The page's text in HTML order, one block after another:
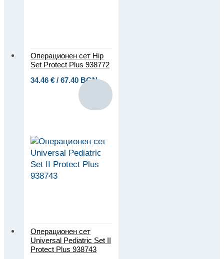
Операционен сет Hip
Set Protect Plus 938772
34.46 € / 67.40 BGN
Операционен сет
Universal Pediatric Set II
Protect Plus 938743